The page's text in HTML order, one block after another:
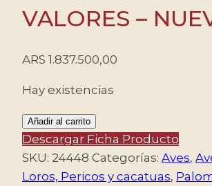
VALORES –
ARS 1.837.500,00
Hay existencias
CISKEI
(AFRICA
DEL
SUR)
Añadir al carrito
Descargar Ficha Producto
SKU: 24448 Categorías: Aves,
Loros, Pericos y cacatuas,